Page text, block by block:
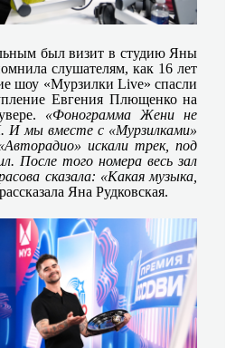
был визит в студию Яны
слушателям, как 16 лет
шоу «Мурзилки Live» спасли
Евгения Плющенко на
«Фонограмма Жени не
мы вместе с «Мурзилками»
искали трек, под
После того номера весь зал
сказала: «Какая музыка,
Яна Рудковская.